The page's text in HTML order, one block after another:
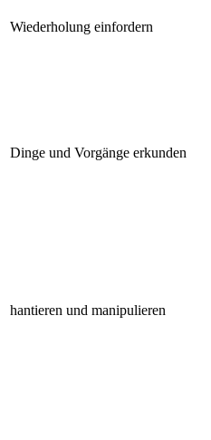
Wiederholung einfordern
Dinge und Vorgänge erkunden
hantieren und manipulieren